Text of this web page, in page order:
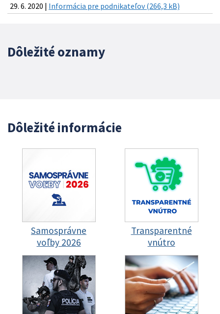
29. 6. 2020 | Informácia pre podnikateľov (266,3 kB)
Dôležité oznamy
Dôležité informácie
Samosprávne
voľby 2026
Transparentné
vnútro